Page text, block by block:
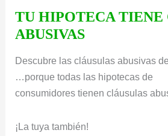
TU HIPOTECA TIENE
ABUSIVAS
Descubre las cláusulas abusivas
…porque todas las hipotecas de
consumidores tienen cláusulas
¡La tuya también!